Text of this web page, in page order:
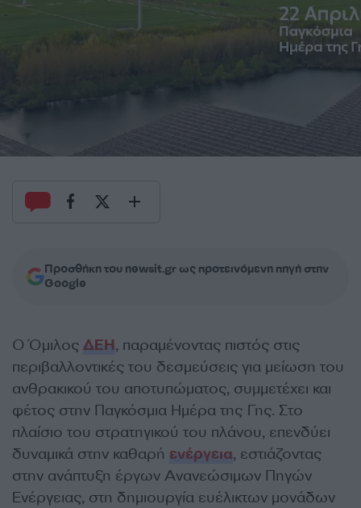
Προσθήκη του newsit.gr ως προτεινόμενη πηγή στην
Google
Ο Όμιλος ΔΕΗ, παραμένοντας πιστός στις
περιβαλλοντικές του δεσμεύσεις για μείωση του
ανθρακικού του αποτυπώματος, συμμετέχει και
φέτος στην Παγκόσμια Ημέρα της Γης. Στο
πλαίσιο του στρατηγικού του πλάνου, επενδύει
δυναμικά στην καθαρή ενέργεια, εστιάζοντας
στην ανάπτυξη έργων Ανανεώσιμων Πηγών
Ενέργειας, στη δημιουργία ευέλικτων μονάδων